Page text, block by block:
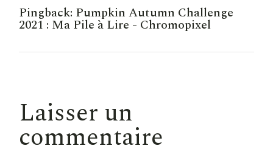
Pingback: Pumpkin Autumn Challenge
2021 : Ma Pile à Lire - Chromopixel
Laisser un
commentaire